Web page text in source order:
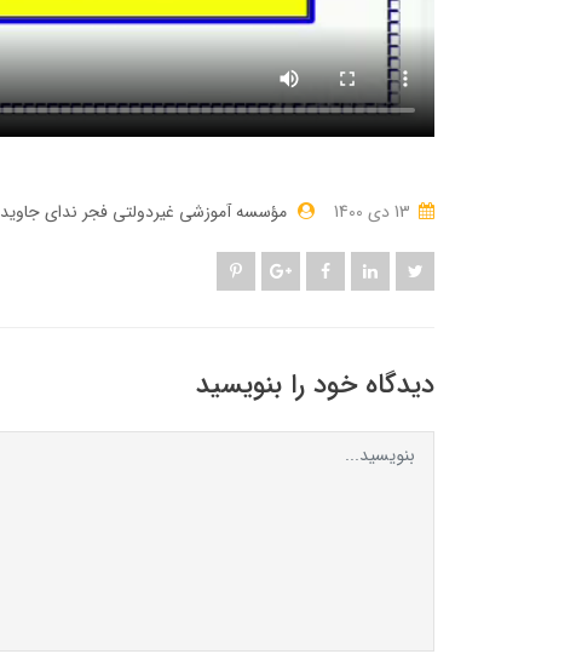
مؤسسه آموزشی غیردولتی فجر ندای جاوید
دیدگاه خود را بنویسید